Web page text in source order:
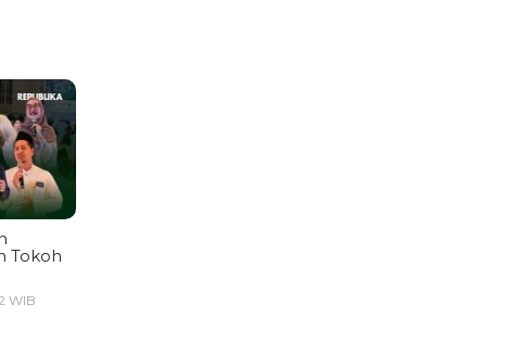
Tokoh
WIB